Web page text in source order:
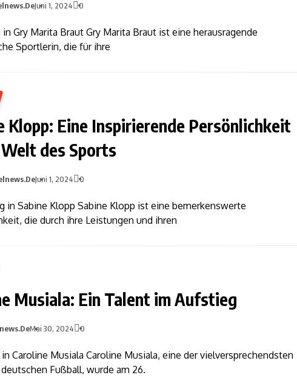
Juni 1, 2024 0
Gry Marita Braut Gry Marita Braut ist eine herausragende
Sportlerin, die für ihre
Klopp: Eine Inspirierende Persönlichkeit
des Sports
Juni 1, 2024 0
in Sabine Klopp Sabine Klopp ist eine bemerkenswerte
die durch ihre Leistungen und ihren
Musiala: Ein Talent im Aufstieg
Mai 30, 2024 0
Caroline Musiala Caroline Musiala, eine der vielversprechendsten
Fußball, wurde am 26.